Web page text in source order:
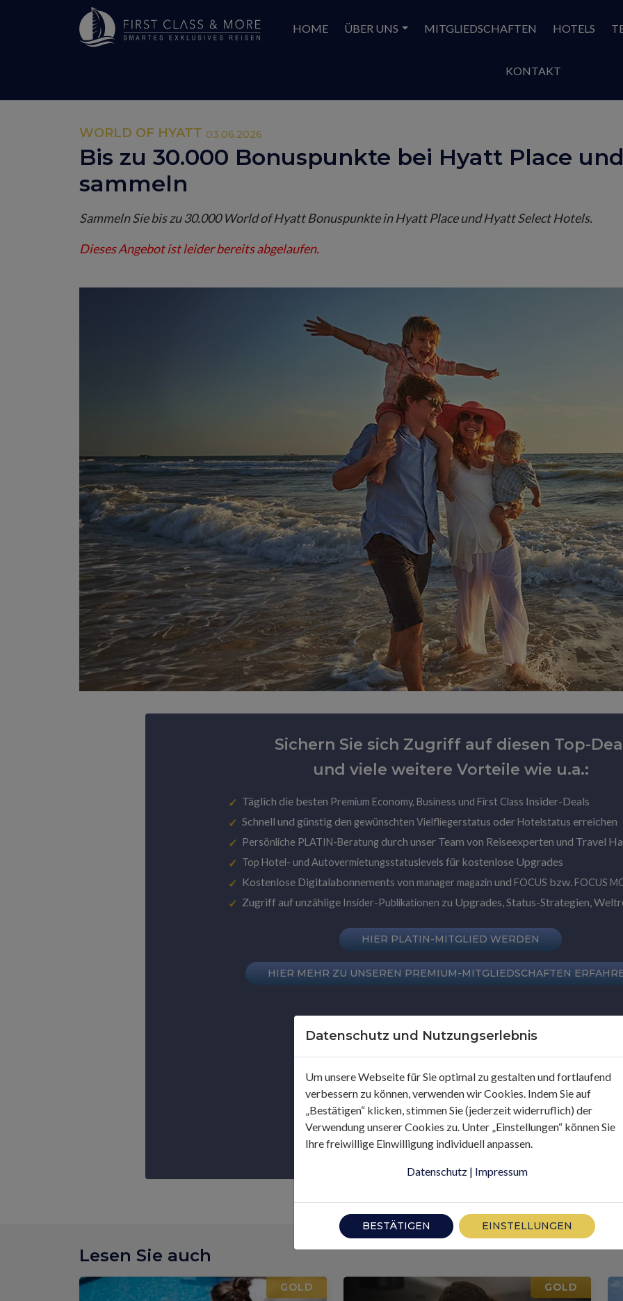
HOME ÜBER UNS MITGLIEDSCHAFTEN HOTELS
KONTAKT
WORLD OF HYATT 03.06.2026
Bis zu 30.000 Bonuspunkte bei Hyatt Place
sammeln
Sammeln Sie bis zu 30.000 World of Hyatt Bonuspunkte in Hyatt Place und Hyatt Select Hotels.
Dieses Angebot ist leider bereits abgelaufen.
Sichern Sie sich Zugriff auf diesen Top-
und viele weitere Vorteile wie u.a.:
Täglich die besten Premium Economy, Business und First Class Insider-Deals
Schnell und günstig den gewünschten Vielfliegerstatus oder Hotelstatus erreichen
Persönliche PLATIN-Beratung durch unser Team von Reiseexperten und Travel
Top Hotel- und Autovermietungsstatuslevels für kostenlose Upgrades
Kostenlose Digitalabonnements von manager magazin und FOCUS bzw. FOCUS
Zugriff auf unzählige Insider-Publikationen zu Upgrades, Status-Strategien,
HIER PLATIN-MITGLIED WERDEN
HIER MEHR ZU UNSEREN PREMIUM-MITGLIEDSCHAFTEN
Lesen Sie auch
GOLD GOLD
Datenschutz und Nutzungserlebnis
Um unsere Webseite für Sie optimal zu gestalten und fortlaufend
verbessern zu können, verwenden wir Cookies. Indem Sie auf
„Bestätigen“ klicken, stimmen Sie (jederzeit widerruflich) der
Verwendung unserer Cookies zu. Unter „Einstellungen“ können Sie
Ihre freiwillige Einwilligung individuell anpassen.
Datenschutz | Impressum
BESTÄTIGEN EINSTELLUNGEN